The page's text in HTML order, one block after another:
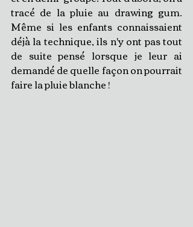
tracé de la pluie au drawing gum.
Même si les enfants connaissaient
déjà la technique, ils n'y ont pas tout
de suite pensé lorsque je leur ai
demandé de quelle façon on pourrait
faire la pluie blanche !